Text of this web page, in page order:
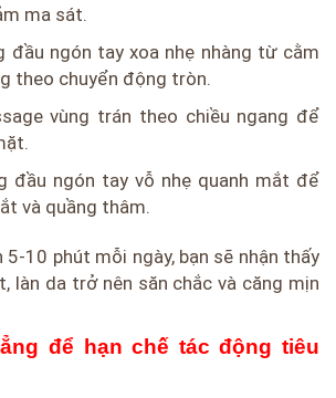
ma sát.
đầu ngón tay xoa nhẹ nhàng từ cằm
theo chuyển động tròn.
vùng trán theo chiều ngang để
đầu ngón tay vỗ nhẹ quanh mắt để
và quầng thâm.
5-10 phút mỗi ngày, bạn sẽ nhận thấy
làn da trở nên săn chắc và căng mịn
để hạn chế tác động tiêu